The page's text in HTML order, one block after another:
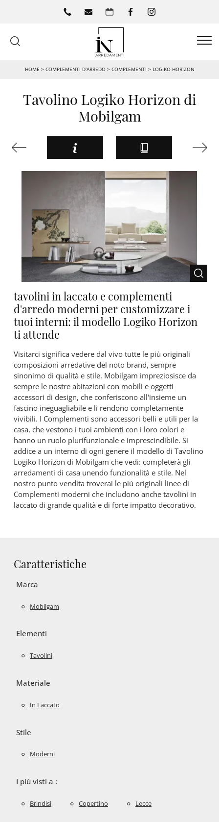
HOME > COMPLEMENTI D’ARREDO> COMPLEMENTI > LOGIKO HORIZON
Tavolino Logiko Horizon di
Mobilgam
tavolini in laccato e complementi
d'arredo moderni per customizzare i
tuoi interni: il modello Logiko Horizon
ti attende
Visitarci significa vedere dal vivo tutte le più originali
composizioni arredative del noto brand, sempre
sinonimo di qualità e stile. Mobilgam impreziosisce da
sempre le nostre abitazioni con mobili e oggetti
accessori di design, che conferiscono all'insieme un
fascino ineguagliabile e li rendono completamente
vivibili. I Complementi sono accessori belli e utili per la
casa, che vestono i tuoi ambienti con i loro colori e
hanno un ruolo plurifunzionale e imprescindibile. Si
addice a un interno di ogni genere il modello di Tavolino
Logiko Horizon di Mobilgam che vedi: completerà gli
arredamenti di casa unendo funzionalità e stile. Nel
nostro punto vendita troverai le più originali linee di
Complementi moderni che includono anche tavolini in
laccato di grande qualità e di forte impatto decorativo.
Caratteristiche
Marca
Mobilgam
Elementi
Tavolini
Materiale
In Laccato
Stile
Moderni
I più visti a :
Brindisi Copertino Lecce